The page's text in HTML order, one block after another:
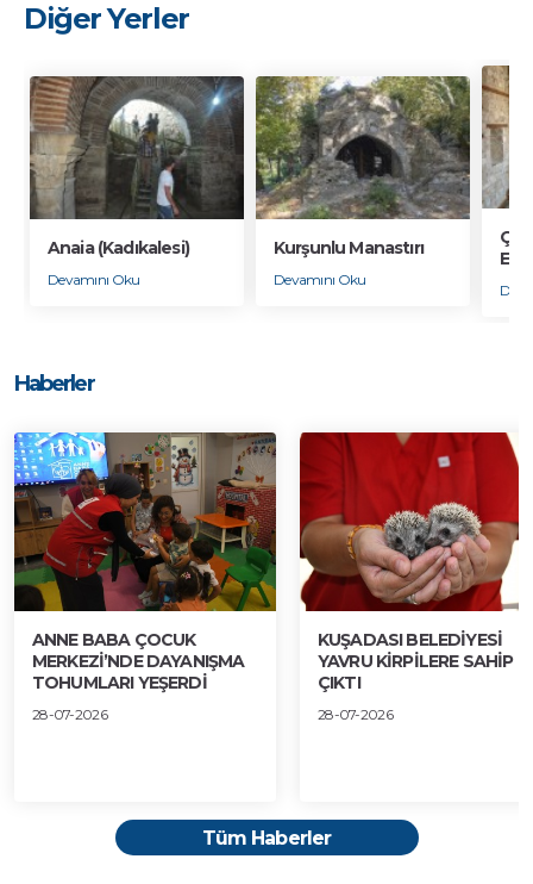
Diğer Yerler
Anaia (Kadıkalesi)
Devamını Oku
Kurşunlu Manastırı
Devamını Oku
Efe
Haberler
ANNE BABA ÇOCUK
MERKEZİ’NDE DAYANIŞMA
TOHUMLARI YEŞERDİ
28-07-2026
KUŞADASI BELEDİYESİ
YAVRU KİRPİLERE SAHİP
ÇIKTI
28-07-2026
Tüm Haberler